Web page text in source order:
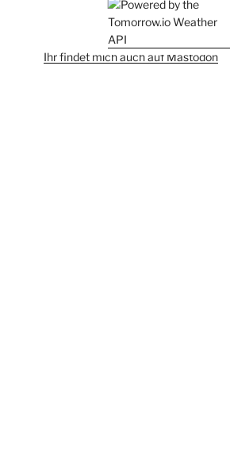
Ihr findet mich auch auf Mastodon